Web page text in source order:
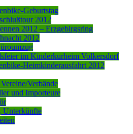
Geburtstag
2012
2012 – Erzgebirgsring
2012
im Kinderkurheim Volkersdorf
Heimkinderausfahrt 2012
Verbände
und Importeure
Unterkünfte